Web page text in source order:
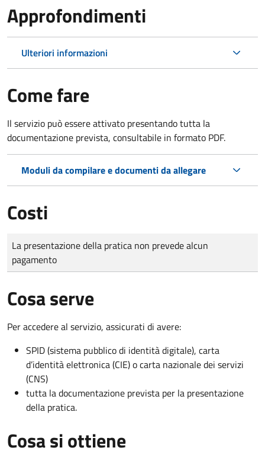
Approfondimenti
Ulteriori informazioni
Come fare
Il servizio può essere attivato presentando tutta la
documentazione prevista, consultabile in formato PDF.
Moduli da compilare e documenti da allegare
Costi
Tipo di pagamento
Importo
La presentazione della pratica non prevede alcun
pagamento
Cosa serve
Per accedere al servizio, assicurati di avere:
SPID (sistema pubblico di identità digitale), carta
d’identità elettronica (CIE) o carta nazionale dei servizi
(CNS)
tutta la documentazione prevista per la presentazione
della pratica.
Cosa si ottiene